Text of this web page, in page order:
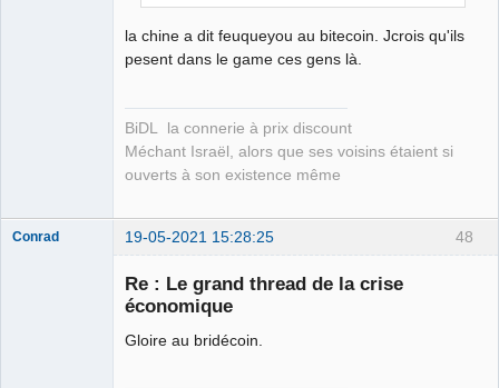
la chine a dit feuqueyou au bitecoin. Jcrois qu'ils
pesent dans le game ces gens là.
BiDL la connerie à prix discount
Méchant Israël, alors que ses voisins étaient si
ouverts à son existence même
48
Conrad 19-05-2021 15:28:25
Re : Le grand thread de la crise
économique
Gloire au bridécoin.